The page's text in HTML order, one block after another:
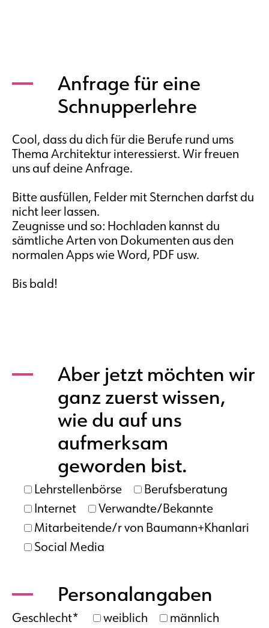
Anfrage für eine
Schnupperlehre
Cool, dass du dich für die Berufe rund ums
Thema Architektur interessierst. Wir freuen
uns auf deine Anfrage.
Bitte ausfüllen, Felder mit Sternchen darfst du
nicht leer lassen.
Zeugnisse und so: Hochladen kannst du
sämtliche Arten von Dokumenten aus den
normalen Apps wie Word, PDF usw.
Bis bald!
Aber jetzt möchten wir
ganz zuerst wissen,
wie du auf uns
aufmerksam
geworden bist.
Lehrstellenbörse
Berufsberatung
Internet
Verwandte/Bekannte
Mitarbeitende/r von Baumann+Khanlari
Social Media
Personalangaben
Geschlecht* weiblich
männlich